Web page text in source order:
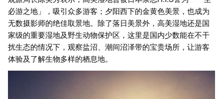
必游之地」，吸引众多游客；夕阳西下的金黄色美景，也成为
无数摄影师的绝佳取景地。除了落日美景外，高美湿地还是国
家级的重要湿地及野生动物保护区，这里是国内少数能在不干
扰生态的情况下，观察盐沼、潮间沼泽带的宝贵场所，让游客
体验及了解生物多样的栖息地。